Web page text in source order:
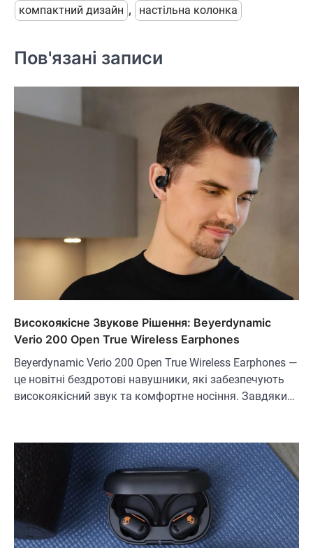
компактний дизайн , настільна колонка
Пов'язані записи
Високоякісне Звукове Рішення: Beyerdynamic
Verio 200 Open True Wireless Earphones
Beyerdynamic Verio 200 Open True Wireless Earphones —
це новітні бездротові навушники, які забезпечують
високоякісний звук та комфортне носіння. Завдяки…